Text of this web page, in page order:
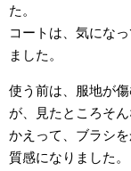
た。
コートは、気にな
ました。
使う前は、服地が
が、見たところそ
かえって、ブラシ
質感になりました。